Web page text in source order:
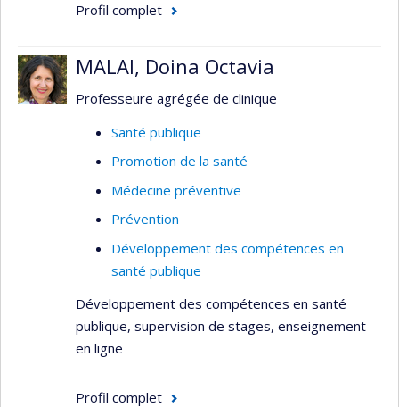
Analyse intersectionnelle des politiques
Équité et justice sociale
Santé sexuelle et reproductive
marginalisées
à la COVID-19
Déterminants structurels et sociaux de la
Recherche qualitative
Profil complet
MALAI, Doina Octavia
Professeure agrégée de clinique
Santé publique
Promotion de la santé
Médecine préventive
Prévention
Développement des compétences en
santé publique
Développement des compétences en santé
publique, supervision de stages, enseignement
en ligne
Profil complet